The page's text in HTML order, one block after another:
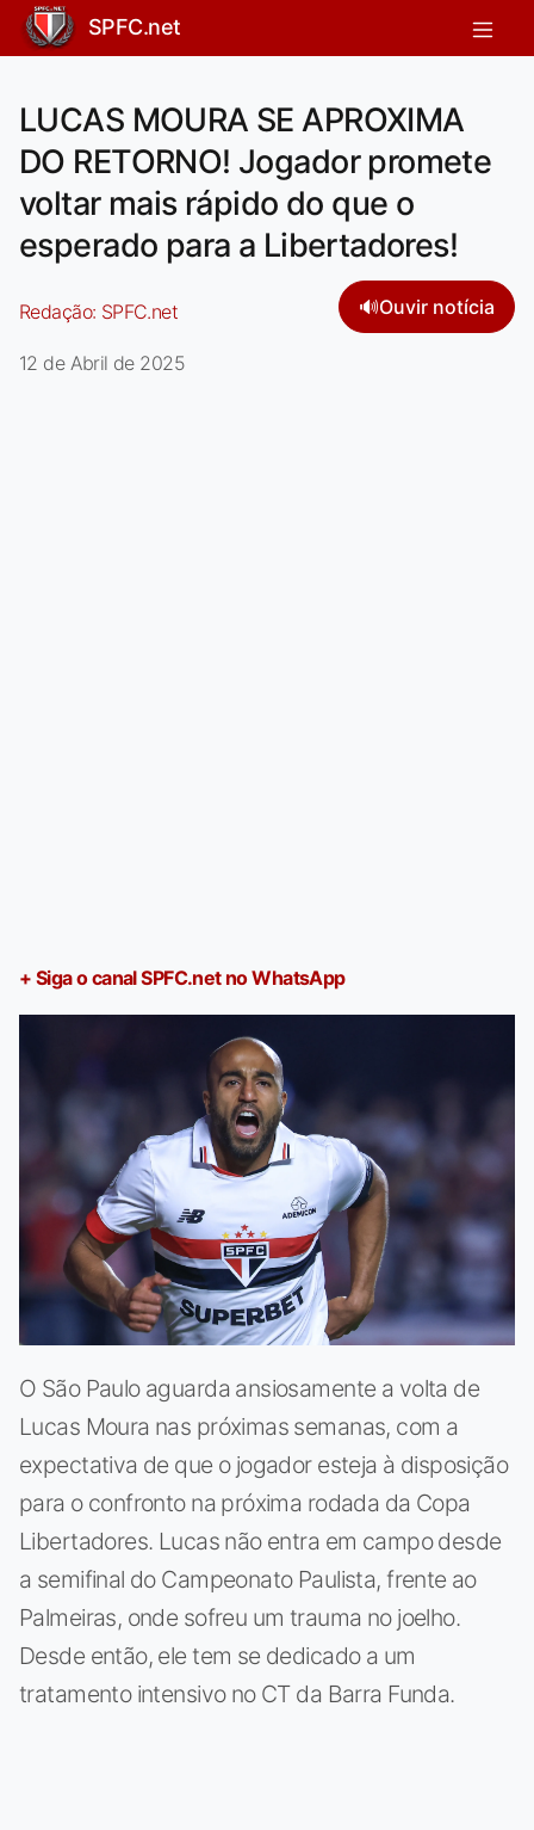
SPFC.net
LUCAS MOURA SE APROXIMA
DO RETORNO! Jogador promete
voltar mais rápido do que o
esperado para a Libertadores!
Redação: SPFC.net 🔊Ouvir notícia
12 de Abril de 2025
+ Siga o canal SPFC.net no WhatsApp
O São Paulo aguarda ansiosamente a volta de
Lucas Moura nas próximas semanas, com a
expectativa de que o jogador esteja à disposição
para o confronto na próxima rodada da Copa
Libertadores. Lucas não entra em campo desde
a semifinal do Campeonato Paulista, frente ao
Palmeiras, onde sofreu um trauma no joelho.
Desde então, ele tem se dedicado a um
tratamento intensivo no CT da Barra Funda.